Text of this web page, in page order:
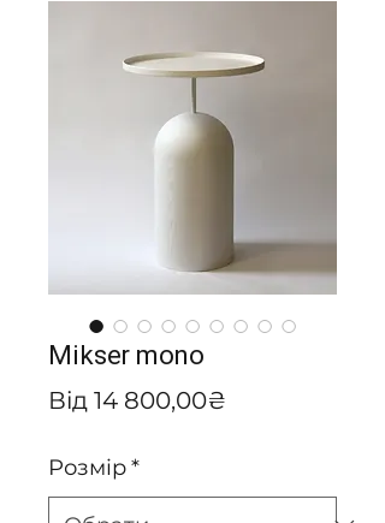
Mikser mono
Від 14 800,00₴
Розмір*